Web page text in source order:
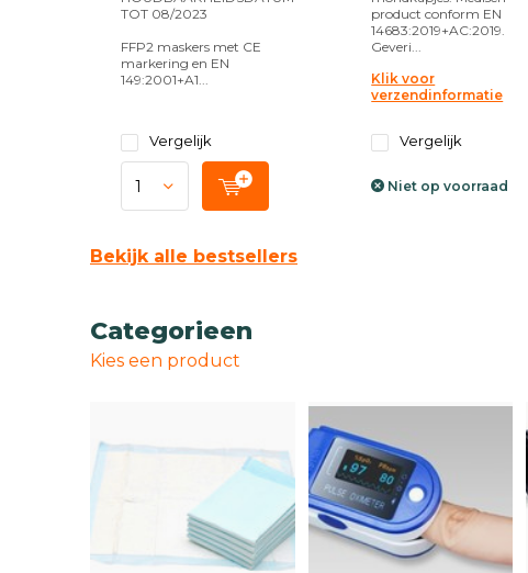
TOT 08/2023
FFP2 maskers met CE
markering en EN
149:2001+A1...
Vergelijk
product conform EN
14683:2019+AC:2019.
Geveri...
Klik voor
verzendinformatie
Vergelijk
Niet op voorraad
Bekijk alle bestsellers
Categorieen
Kies een product